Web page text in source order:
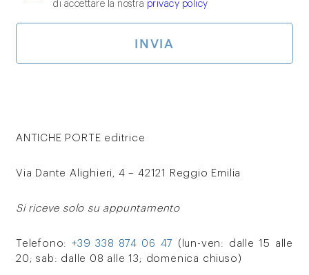
di accettare la nostra privacy policy
ANTICHE PORTE editrice
Via Dante Alighieri, 4 – 42121 Reggio Emilia
Si riceve solo su appuntamento
Telefono: +39 338 874 06 47
(lun-ven: dalle 15 alle
20; sab: dalle 08 alle 13; domenica chiuso)